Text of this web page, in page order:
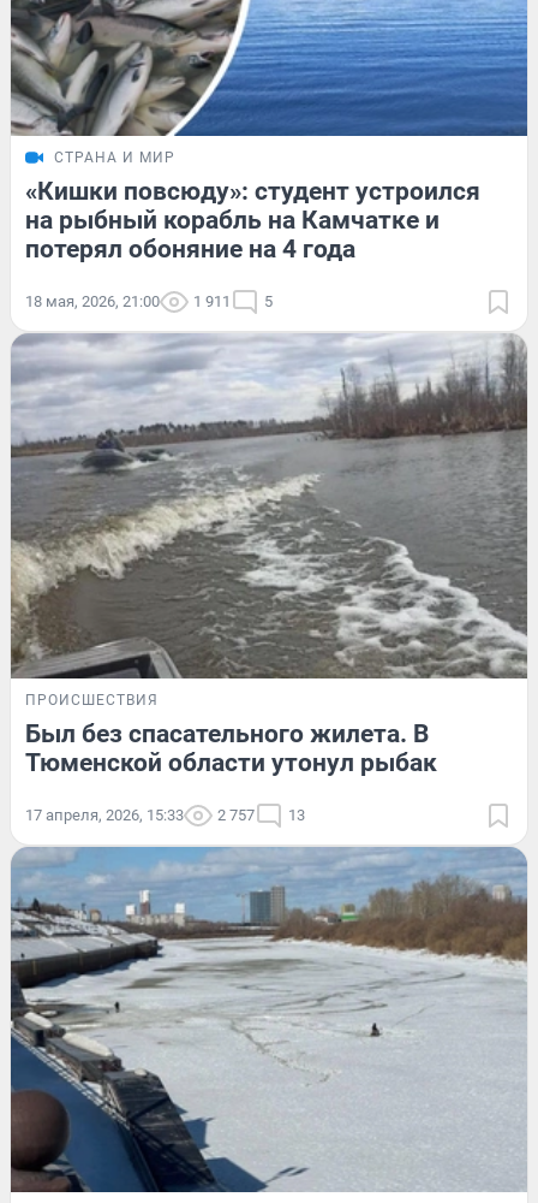
СТРАНА И МИР
«Кишки повсюду»: студент устроился
на рыбный корабль на Камчатке и
потерял обоняние на 4 года
18 мая, 2026, 21:00 1 911 5
ПРОИСШЕСТВИЯ
Был без спасательного жилета. В
Тюменской области утонул рыбак
17 апреля, 2026, 15:33 2 757 13